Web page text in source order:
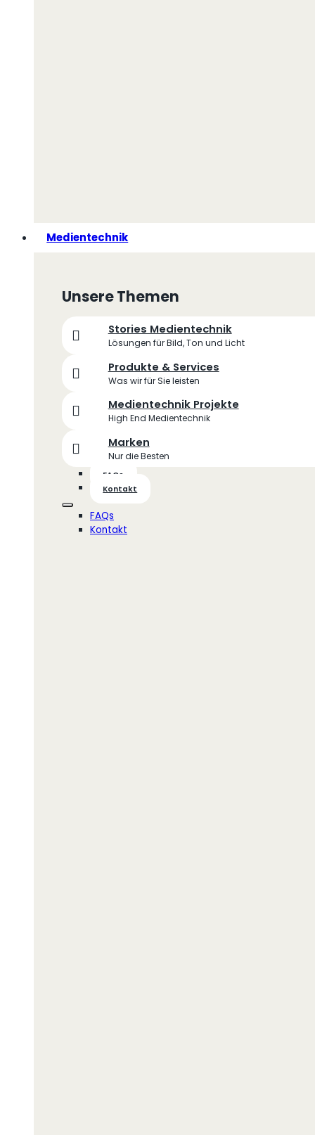
Medientechnik
Unsere Themen
Stories Medientechnik
Lösungen für Bild, Ton und Licht
Produkte & Services
Was wir für Sie leisten
Medientechnik Projekte
High End Medientechnik
Marken
Nur die Besten
FAQs
Kontakt
FAQs
Kontakt